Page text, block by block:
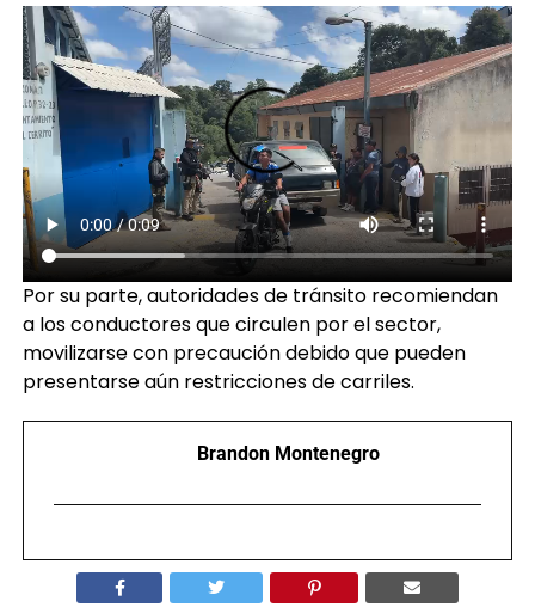
Por su parte, autoridades de tránsito recomiendan
a los conductores que circulen por el sector,
movilizarse con precaución debido que pueden
presentarse aún restricciones de carriles.
Brandon Montenegro